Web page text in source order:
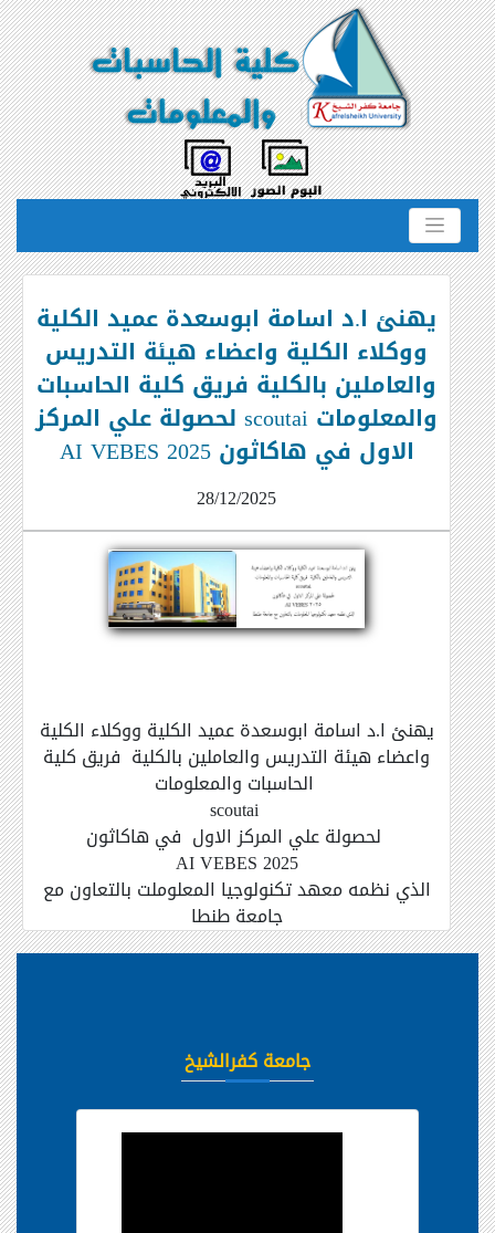
يهنئ ا.د اسامة ابوسعدة عميد الكلية
ووكلاء الكلية واعضاء هيئة التدريس
والعاملين بالكلية فريق كلية الحاسبات
والمعلومات scoutai لحصولة علي المركز
الاول في هاكاثون AI VEBES 2025
28/12/2025
يهنئ ا.د اسامة ابوسعدة عميد الكلية ووكلاء الكلية
واعضاء هيئة التدريس والعاملين بالكلية فريق كلية
scoutai
AI VEBES 2025
الذي نظمه معهد تكنولوجيا المعلوملت بالتعاون مع
جامعة طنطا
جامعة كفرالشيخ